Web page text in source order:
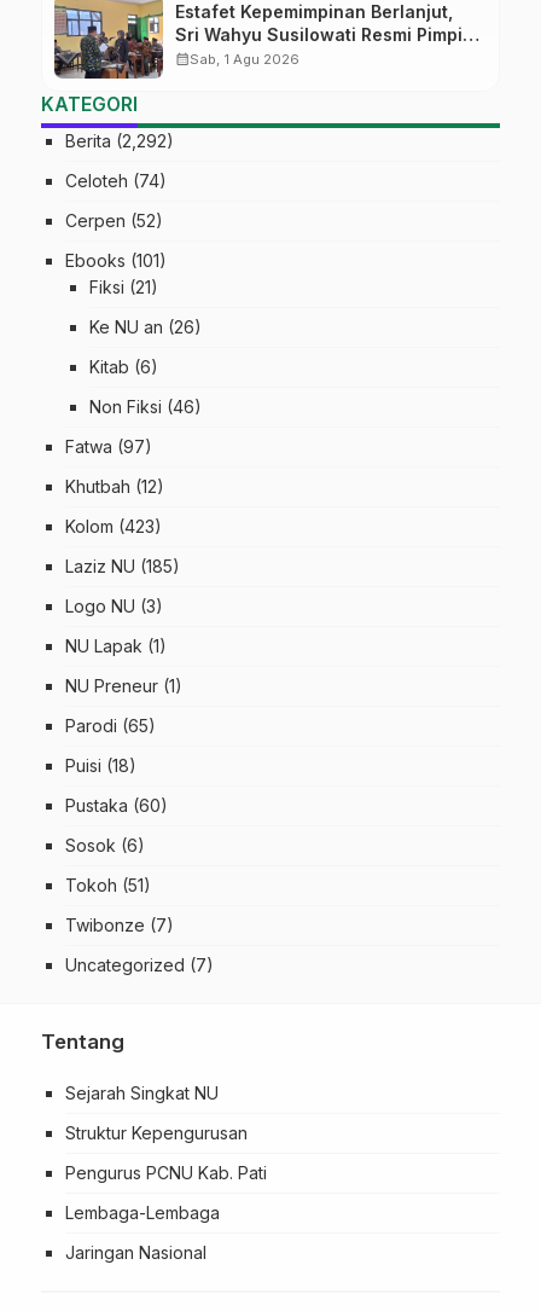
Estafet Kepemimpinan Berlanjut,
Sri Wahyu Susilowati Resmi Pimpin
MTs Ma’arif Sapuran
calendar_monthSab, 1 Agu 2026
KATEGORI
Berita (2,292)
Celoteh (74)
Cerpen (52)
Ebooks (101)
Fiksi (21)
Ke NU an (26)
Kitab (6)
Non Fiksi (46)
Fatwa (97)
Khutbah (12)
Kolom (423)
Laziz NU (185)
Logo NU (3)
NU Lapak (1)
NU Preneur (1)
Parodi (65)
Puisi (18)
Pustaka (60)
Sosok (6)
Tokoh (51)
Twibonze (7)
Uncategorized (7)
Tentang
Sejarah Singkat NU
Struktur Kepengurusan
Pengurus PCNU Kab. Pati
Lembaga-Lembaga
Jaringan Nasional